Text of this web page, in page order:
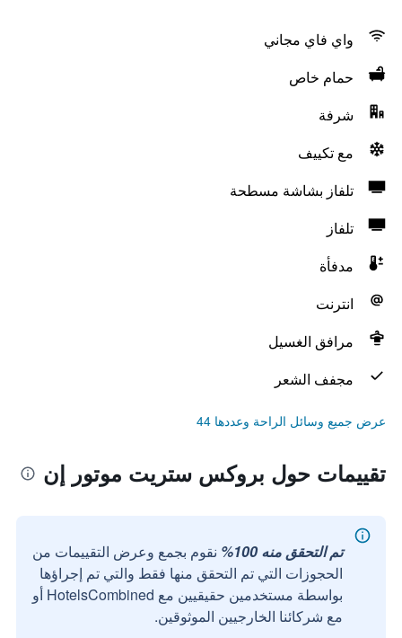
واي فاي مجاني
حمام خاص
شرفة
مع تكييف
تلفاز بشاشة مسطحة
تلفاز
مدفأة
انترنت
مرافق الغسيل
مجفف الشعر
عرض جميع وسائل الراحة وعددها 44
تقييمات حول بروكس ستريت موتور إن
تم التحقق منه 100%
نقوم بجمع وعرض التقييمات من
الحجوزات التي تم التحقق منها فقط والتي تم إجراؤها
بواسطة مستخدمين حقيقيين مع HotelsCombined أو
مع شركائنا الخارجيين الموثوقين.